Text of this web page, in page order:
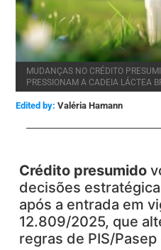
MUDANÇAS NO CRÉDITO
PRESSIONAM A CADEIA LÁCTEA
Edited by: Valéria Hamann
Crédito presumido
decisões
após a entrada em
12.809/2025, que
regras de PIS/